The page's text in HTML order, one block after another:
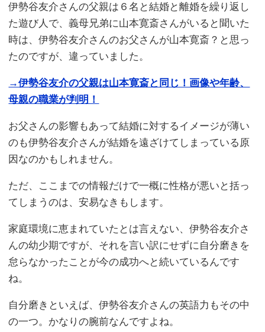
伊勢谷友介さんの父親は６名と結婚と離婚を繰り返し
た遊び人で、義母兄弟に山本寛斎さんがいると聞いた
時は、伊勢谷友介さんのお父さんが山本寛斎？と思っ
たのですが、違っていました。
→伊勢谷友介の父親は山本寛斎と同じ！画像や年齢、
母親の職業が判明！
お父さんの影響もあって結婚に対するイメージが薄い
のも伊勢谷友介さんが結婚を遠ざけてしまっている原
因なのかもしれません。
ただ、ここまでの情報だけで一概に性格が悪いと括っ
てしまうのは、安易なきもします。
家庭環境に恵まれていたとは言えない、伊勢谷友介さ
んの幼少期ですが、それを言い訳にせずに自分磨きを
怠らなかったことが今の成功へと続いているんです
ね。
自分磨きといえば、伊勢谷友介さんの英語力もその中
の一つ。かなりの腕前なんですよね。